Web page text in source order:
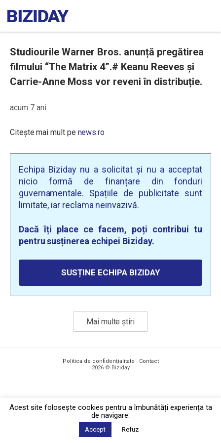
Studiourile Warner Bros. anunță pregătirea
filmului “The Matrix 4”.# Keanu Reeves și
Carrie-Anne Moss vor reveni în distribuție.
acum 7 ani
Citește mai mult pe news.ro
Echipa Biziday nu a solicitat și nu a acceptat
nicio formă de finanțare din fonduri
guvernamentale. Spațiile de publicitate sunt
limitate, iar reclama neinvazivă.
Dacă îți place ce facem, poți contribui tu
pentru susținerea echipei Biziday.
SUSȚINE ECHIPA BIZIDAY
Mai multe știri
Politica de confidențialitate · Contact
2026 © Biziday
Acest site foloseşte cookies pentru a îmbunătăți experiența ta
de navigare.
Accept Refuz